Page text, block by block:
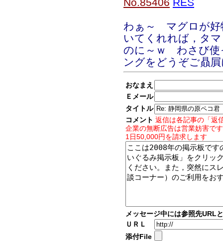
わぁ～ マグロが好
いてくれれば，タ
のに～ｗ わさび使
ングをどうぞご贔
おなまえ
Ｅメール
タイトル
コメント 返信は各記事の「返
企業の無断広告は営業妨害で
1日50,000円を請求します
メッセージ中には参照先URL
ＵＲＬ
添付File